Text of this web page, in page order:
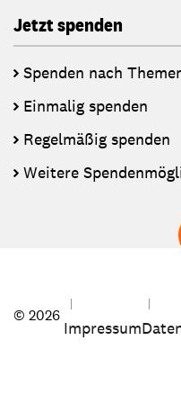
Jetzt spenden
Spenden nach
Einmalig spenden
Regelmäßig spenden
Weitere
© 2026
Impressum